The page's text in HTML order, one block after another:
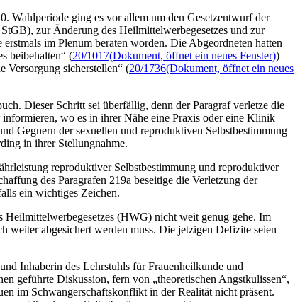
Wahlperiode ging es vor allem um den Gesetzentwurf der
zur Änderung des Heilmittelwerbegesetzes und zur
im Plenum beraten worden. Die Abgeordneten hatten
beibehalten“ (20/1017(Dokument, öffnet ein neues Fenster))
Versorgung sicherstellen“ (20/1736(Dokument, öffnet ein neues
Dieser Schritt sei überfällig, denn der Paragraf verletze die
wo es in ihrer Nähe eine Praxis oder eine Klinik
Gegnern der sexuellen und reproduktiven Selbstbestimmung
in ihrer Stellungnahme.
reproduktiver Selbstbestimmung und reproduktiver
des Paragrafen 219a beseitige die Verletzung der
ein wichtiges Zeichen.
(HWG) nicht weit genug gehe. Im
weiter abgesichert werden muss. Die jetzigen Defizite seien
Inhaberin des Lehrstuhls für Frauenheilkunde und
geführte Diskussion, fern von „theoretischen Angstkulissen“,
im Schwangerschaftskonflikt in der Realität nicht präsent.